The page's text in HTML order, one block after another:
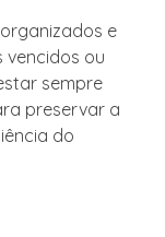
e
vencidos ou
sempre
preservar a
do